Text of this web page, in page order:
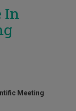
In
Meeting